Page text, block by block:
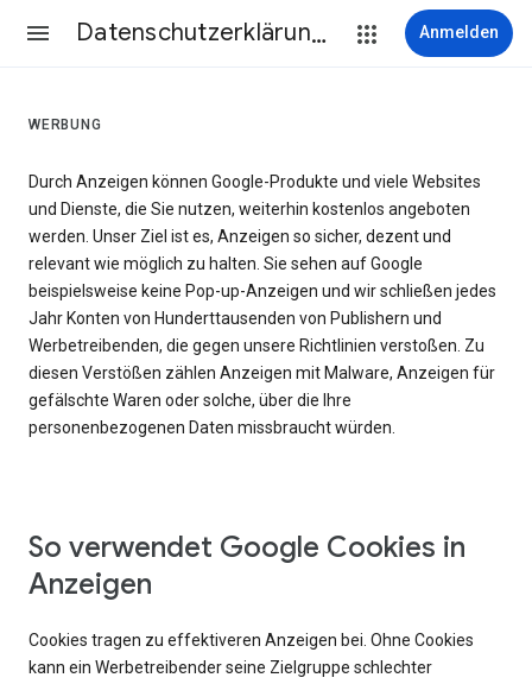
Datenschutzerklärung & Nutzungsbedingungen Anmelden
WERBUNG
Durch Anzeigen können Google-Produkte und viele Websites
und Dienste, die Sie nutzen, weiterhin kostenlos angeboten
werden. Unser Ziel ist es, Anzeigen so sicher, dezent und
relevant wie möglich zu halten. Sie sehen auf Google
beispielsweise keine Pop-up-Anzeigen und wir schließen jedes
Jahr Konten von Hunderttausenden von Publishern und
Werbetreibenden, die gegen unsere Richtlinien verstoßen. Zu
diesen Verstößen zählen Anzeigen mit Malware, Anzeigen für
gefälschte Waren oder solche, über die Ihre
personenbezogenen Daten missbraucht würden.
So verwendet Google Cookies in
Anzeigen
Cookies tragen zu effektiveren Anzeigen bei. Ohne Cookies
kann ein Werbetreibender seine Zielgruppe schlechter